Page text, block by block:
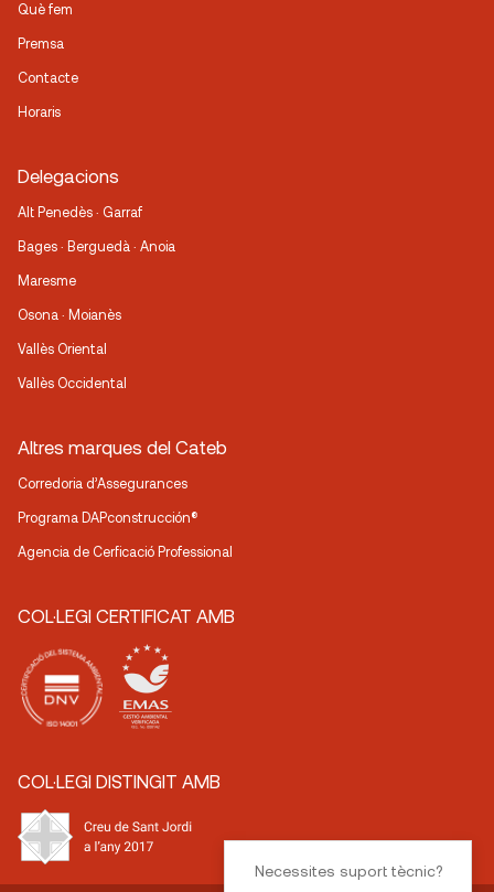
Què fem
Premsa
Contacte
Horaris
Delegacions
Alt Penedès · Garraf
Bages · Berguedà · Anoia
Maresme
Osona · Moianès
Vallès Oriental
Vallès Occidental
Altres marques del Cateb
Corredoria d’Assegurances
Programa DAPconstrucción®
Agencia de Cerficació Professional
COL·LEGI CERTIFICAT AMB
COL·LEGI DISTINGIT AMB
Necessites suport tècnic?